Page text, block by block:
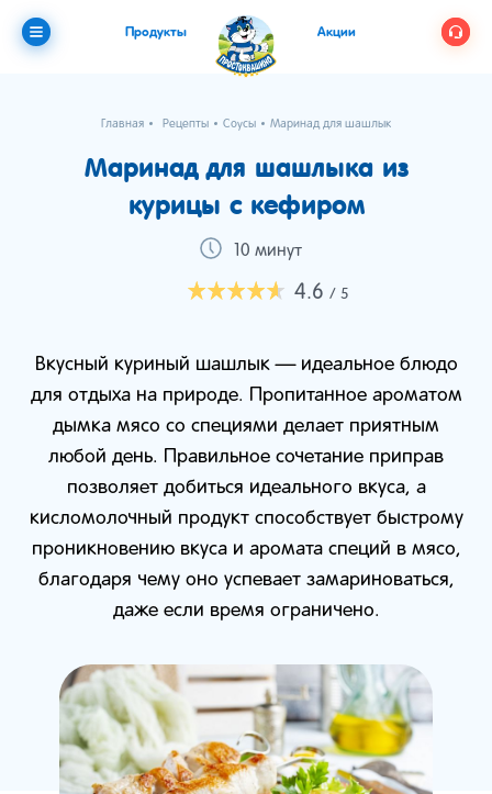
Продукты Акции
Главная Рецепты Соусы Маринад для шашлыка из курицы с
Маринад для шашлыка из
курицы с кефиром
10 минут
4.6 / 5
Вкусный куриный шашлык — идеальное блюдо
для отдыха на природе. Пропитанное ароматом
дымка мясо со специями делает приятным
любой день. Правильное сочетание приправ
позволяет добиться идеального вкуса, а
кисломолочный продукт способствует быстрому
проникновению вкуса и аромата специй в мясо,
благодаря чему оно успевает замариноваться,
даже если время ограничено.